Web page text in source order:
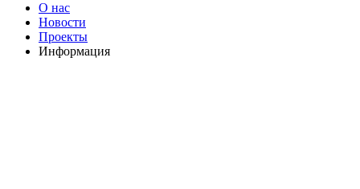
О нас
Новости
Проекты
Информация